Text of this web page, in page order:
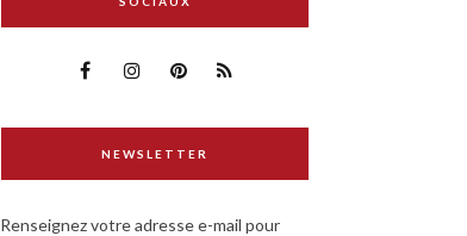
NEWSLETTER
Renseignez votre adresse e-mail pour